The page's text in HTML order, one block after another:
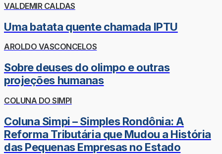
VALDEMIR CALDAS
Uma batata quente chamada IPTU
AROLDO VASCONCELOS
Sobre deuses do olimpo e outras
projeções humanas
COLUNA DO SIMPI
Coluna Simpi – Simples Rondônia: A
Reforma Tributária que Mudou a História
das Pequenas Empresas no Estado